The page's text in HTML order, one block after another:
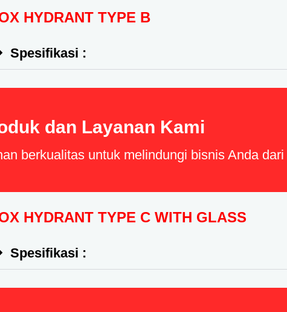
HYDRANT TYPE B
Spesifikasi :
dan Layanan Kami
berkualitas untuk melindungi bisnis Anda
HYDRANT TYPE C WITH GLASS
Spesifikasi :